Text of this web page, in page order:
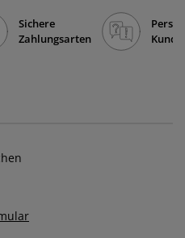
Sichere
Zahlungsarten